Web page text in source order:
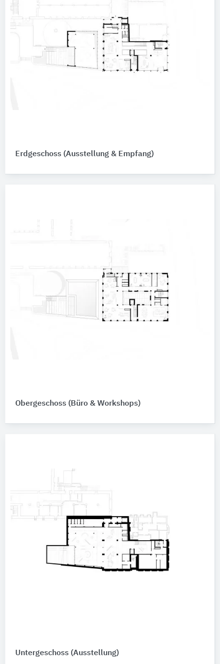
Erdgeschoss (Ausstellung & Empfang)
Obergeschoss (Büro & Workshops)
Untergeschoss (Ausstellung)